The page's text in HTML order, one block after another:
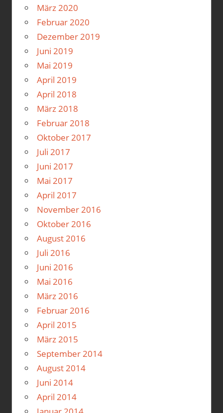
März 2020
Februar 2020
Dezember 2019
Juni 2019
Mai 2019
April 2019
April 2018
März 2018
Februar 2018
Oktober 2017
Juli 2017
Juni 2017
Mai 2017
April 2017
November 2016
Oktober 2016
August 2016
Juli 2016
Juni 2016
Mai 2016
März 2016
Februar 2016
April 2015
März 2015
September 2014
August 2014
Juni 2014
April 2014